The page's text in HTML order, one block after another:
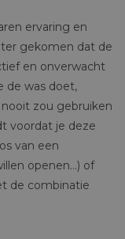
ervaring en
gekomen dat de
en onverwacht
de was doet,
zou gebruiken
voordat je deze
van een
openen…) of
de combinatie